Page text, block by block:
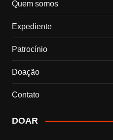
Quem somos
Expediente
Patrocínio
Doação
Contato
DOAR